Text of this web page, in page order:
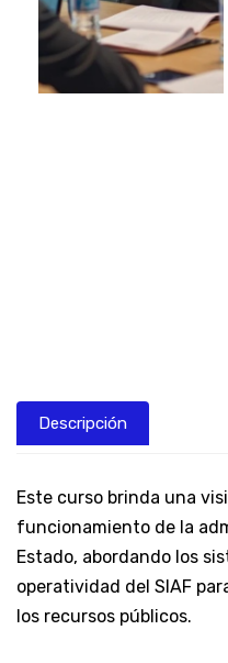
Descripción
Este curso brinda una
funcionamiento de la
Estado, abordando los
operatividad del SIAF
los recursos públicos.